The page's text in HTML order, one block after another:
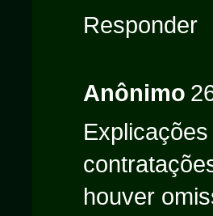
Responder
Anônimo
houver